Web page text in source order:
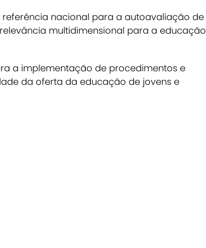
nacional para a autoavaliação de
multidimensional para a educação
a implementação de procedimentos e
da oferta da educação de jovens e